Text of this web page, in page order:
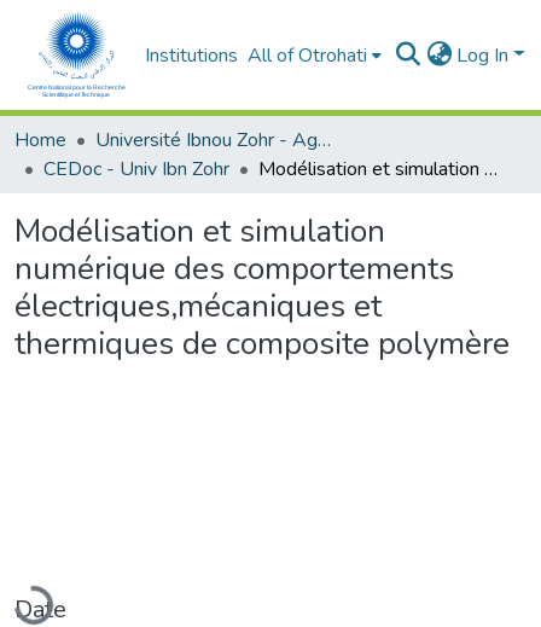
Institutions All of Otrohati Log In
Home
Université Ibnou Zohr - Agadir
CEDoc - Univ Ibn Zohr
Modélisation et simulation numérique des comportements électriques,mécaniques et thermiques de composite polymère
Modélisation et simulation
numérique des comportements
électriques,mécaniques et
thermiques de composite polymère
Date